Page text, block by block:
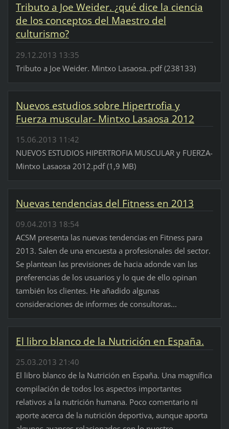
Tributo a Joe Weider. ¿qué dice la ciencia
de los conceptos del Maestro del
culturismo?
29.12.2013 13:35
Tributo a Joe Weider. Mintxo Lasaosa..pdf (238133)
Nuevos estudios sobre Hipertrofia y
Fuerza muscular- Mintxo Lasaosa 2012
15.06.2013 11:42
NUEVOS ESTUDIOS HIPERTROFIA MUSCULAR y FUERZA-
Mintxo Lasaosa 2012.pdf (1,9 MB)
Nuevas tendencias del Fitness en 2013
09.04.2013 18:54
ACSM presenta las nuevas tendencias en Fitness para
2013. Salen de una encuesta a profesionales del sector.
Se plantean las previsiones de hacia adonde van las
preferencias de los usuarios y lo que de ello opinan
también los clientes. He añadido algunas
consideraciones de informes de consultoras...
El libro blanco de la Nutrición en España.
25.03.2013 21:40
El libro blanco de la Nutrición en España. Una magnífica
compilación de todos los aspectos importantes
relativos a la nutrición humana. Poco comentario ni
aporte acerca de la nutrición deportiva, aunque aporta